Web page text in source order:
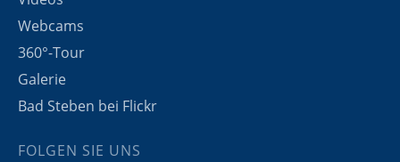
Webcams
360°-Tour
Galerie
Bad Steben bei Flickr
FOLGEN SIE UNS